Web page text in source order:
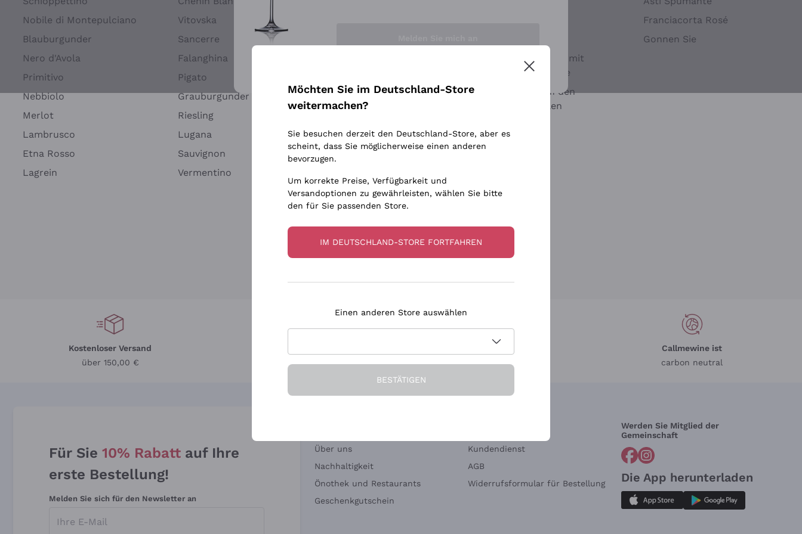
Nobile di Montepulciano
Blauburgunder
Nero d'Avola
Primitivo
Nebbiolo
Merlot
Lambrusco
Etna Rosso
Lagrein
Vitovska
Sancerre
Falanghina
Pigato
Grauburgunder
Riesling
Lugana
Sauvignon
Vermentino
Ca' dei Frati
Biondi Santi
Quintarelli Giuseppe
Rinaldi Giuseppe
Egly Ouriet
Jacquesson
Agrapart
Ohne Sulfit oder mit
minimalen Sulfite
Maischung auf den
Traubenschalen
Franciacorta Rosé
Gonnen Sie
Kostenloser Versand
über 150,00 €
in Deutschland
in 3 Raten
Callmewine ist
carbon neutral
Für Sie 10% Rabatt auf Ihre
erste Bestellung!
Melden Sie sich für den Newsletter an
Über uns
Nachhaltigkeit
Önothek und Restaurants
Geschenkgutschein
Kundendienst
AGB
Widerrufsformular für Bestellung
Werden Sie Mitglied der
Gemeinschaft
Die App herunterladen
Möchten Sie im Deutschland-Store
weitermachen?
Sie besuchen derzeit den Deutschland-Store, aber es
scheint, dass Sie möglicherweise einen anderen
bevorzugen.
Um korrekte Preise, Verfügbarkeit und
Versandoptionen zu gewährleisten, wählen Sie bitte
den für Sie passenden Store.
IM DEUTSCHLAND-STORE FORTFAHREN
Einen anderen Store auswählen
BESTÄTIGEN